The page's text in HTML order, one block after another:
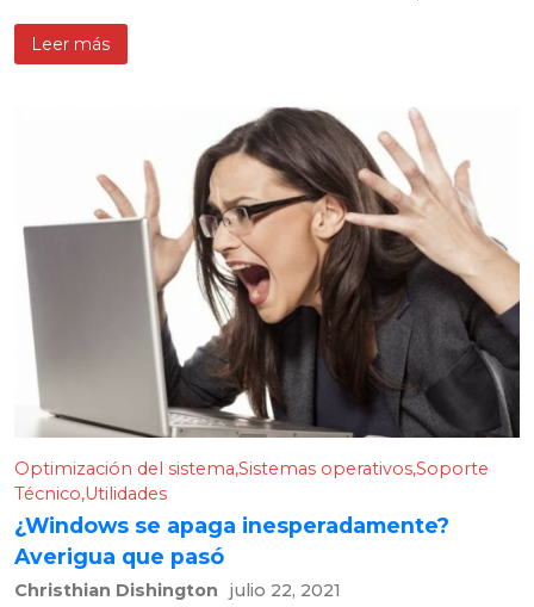
Leer más
Optimización del sistema Sistemas operativosSoporte
Técnico Utilidades
¿Windows se apaga inesperadamente?
Averigua que pasó
Christhian Dishington julio 22, 2021